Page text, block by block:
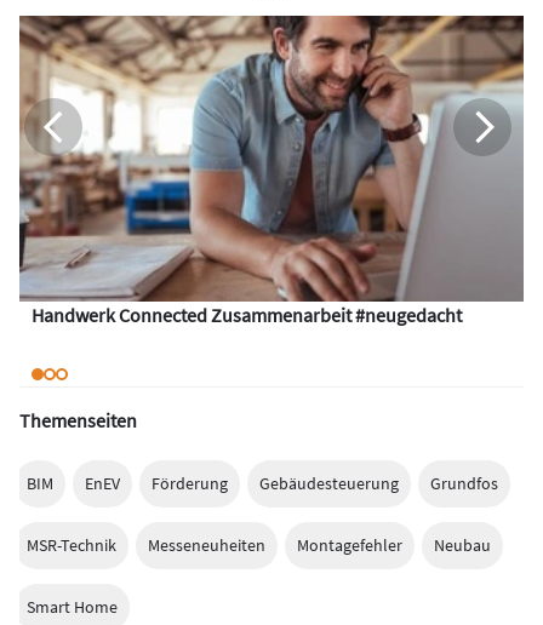
Handwerk Connected Zusammenarbeit #neugedacht
Themenseiten
BIM EnEV Förderung Gebäudesteuerung Grundfos
MSR-Technik Messeneuheiten Montagefehler Neubau
Smart Home